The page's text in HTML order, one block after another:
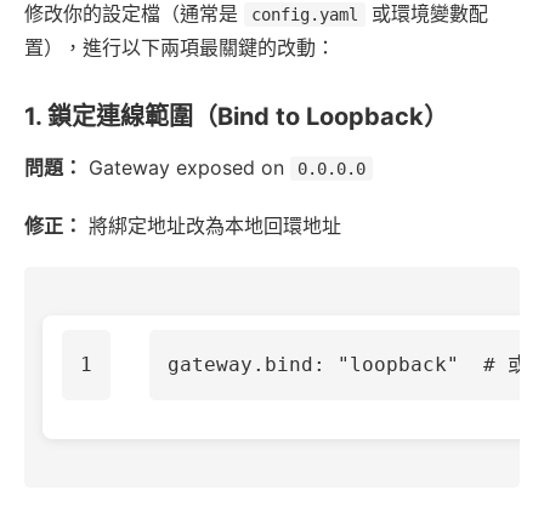
修改你的設定檔（通常是 config.yaml
或環境變數配
置），進行以下兩項最關鍵的改動：
1. 鎖定連線範圍（Bind to Loopback）
問題： Gateway exposed on 0.0.0.0
修正： 將綁定地址改為本地回環地址
gateway.bind : " loopback" # 或